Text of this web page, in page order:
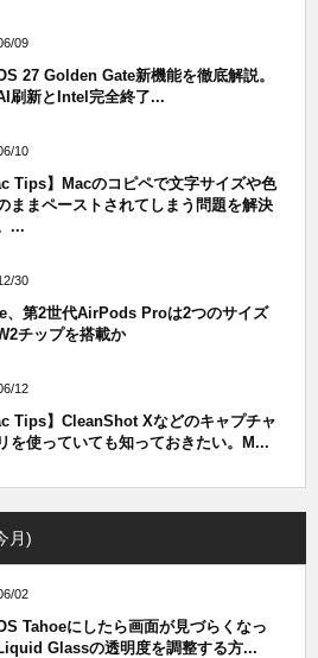
09
27 Golden Gate新機能を徹底解説。
刷新とIntel完全終了...
10
Tips】Macのコピペで文字サイズや色
ままペーストされてしまう問題を解決
...
30
、第2世代AirPods Proは2つのサイズ
チップを搭載か
12
Tips】CleanShot Xなどのキャプチャ
を使っていても知っておきたい。M...
月)
02
Tahoeにしたら画面が見づらくなっ
Glassの透明度を調整する方...